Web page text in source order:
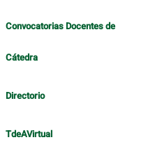
Convocatorias Docentes de
Cátedra
Directorio
TdeAVirtual